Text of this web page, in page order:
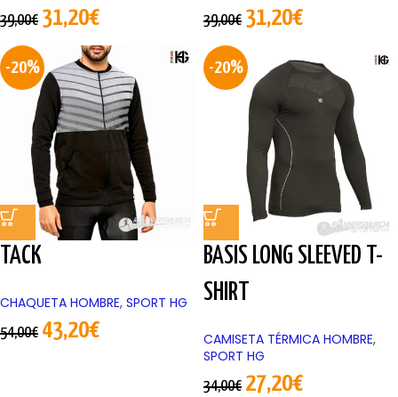
39,00€ 31,20€ 39,00€ 31,20€
-20%
TACK
CHAQUETA HOMBRE, SPORT HG
54,00€ 43,20€
-20%
BASIS LONG SLEEVED T-
SHIRT
CAMISETA TÉRMICA HOMBRE,
SPORT HG
34,00€ 27,20€